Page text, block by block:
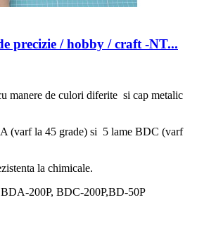
precizie / hobby / craft -NT...
manere de culori diferite si cap metalic
(varf la 45 grade) si 5 lame BDC (varf
la chimicale.
200P, BDC-200P,BD-50P